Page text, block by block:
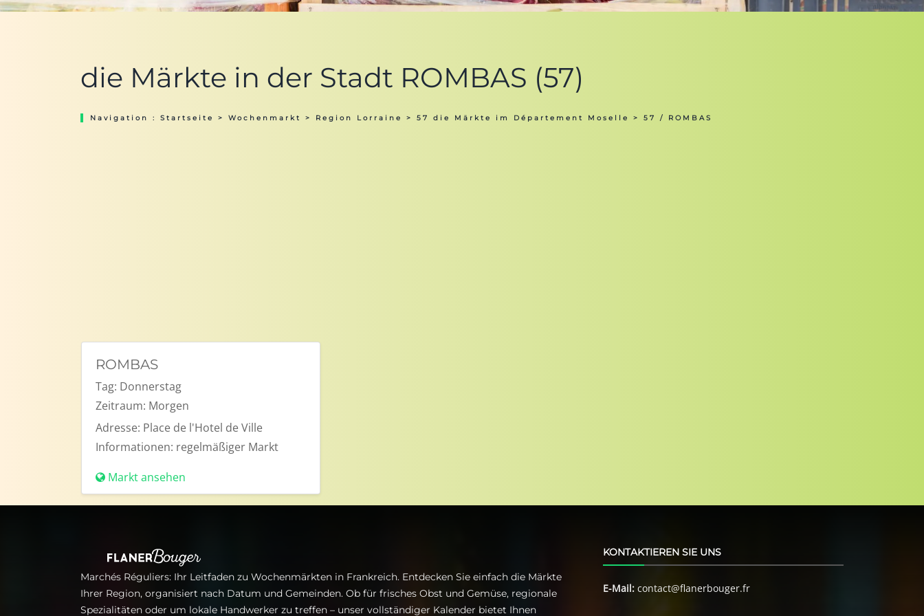
die Märkte in der Stadt ROMBAS (57)
Navigation : Startseite > Wochenmarkt > Region Lorraine > 57 die Märkte im Département Moselle > 57 / ROMBAS
ROMBAS
Tag: Donnerstag
Zeitraum: Morgen
Adresse: Place de l'Hotel de Ville
Informationen: regelmäßiger Markt
Markt ansehen
Marchés Réguliers: Ihr Leitfaden zu Wochenmärkten in Frankreich. Entdecken Sie einfach die Märkte
Ihrer Region, organisiert nach Datum und Gemeinden. Ob für frisches Obst und Gemüse, regionale
Spezialitäten oder um lokale Handwerker zu treffen – unser vollständiger Kalender bietet Ihnen
KONTAKTIEREN SIE UNS
E-Mail: contact@flanerbouger.fr